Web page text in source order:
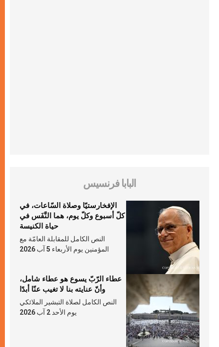
البابا فرنسيس
الإفخارستيّا وصلاة السّاعات، في
كلّ أسبوع وكلّ يوم، هما النَّفَس في
حياة الكنيسة
النص الكامل للمقابلة العامّة مع
المؤمنين يوم الأربعاء 5 آب 2026
عطاء الرّبّ يسوع هو عطاء شامل،
وأنّ عنايته بنا لا تغيب عنّا أبدًا
النص الكامل لصلاة التبشير الملائكي
يوم الأحد 2 آب 2026